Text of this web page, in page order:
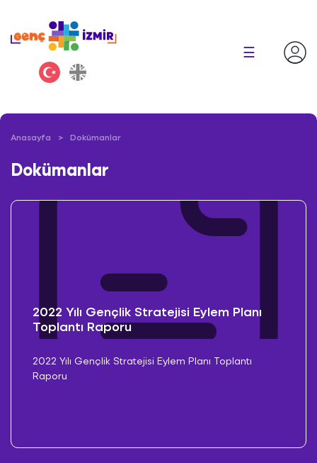
☰
Anasayfa Dokümanlar
Dokümanlar
2022 Yılı Gençlik Stratejisi Eylem Planı
Toplantı Raporu
2022 Yılı Gençlik Stratejisi Eylem Planı Toplantı
Raporu